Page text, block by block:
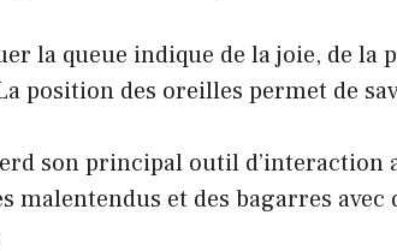
la queue indique de la joie, de la
position des oreilles permet de
son principal outil d’interaction
malentendus et des bagarres avec